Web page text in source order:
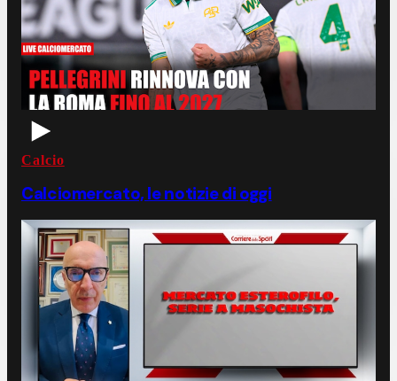
Calcio
Calciomercato, le notizie di oggi